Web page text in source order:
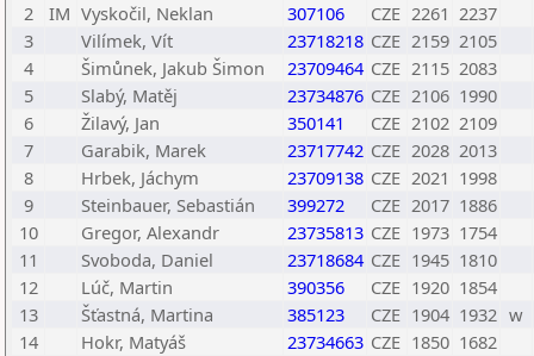
2
IM Vyskočil, Neklan 307106 CZE 2261 2237
3
Vilímek, Vít 23718218 CZE 2159 2105
4
Šimůnek, Jakub Šimon 23709464 CZE 2115 2083
5
Slabý, Matěj 23734876 CZE 2106 1990
6
Žilavý, Jan 350141 CZE 2102 2109
7
Garabik, Marek 23717742 CZE 2028 2013
8
Hrbek, Jáchym 23709138 CZE 2021 1998
9
Steinbauer, Sebastián 399272 CZE 2017 1886
10
Gregor, Alexandr 23735813 CZE 1973 1754
11
Svoboda, Daniel 23718684 CZE 1945 1810
12
Lúč, Martin 390356 CZE 1920 1854
13
Šťastná, Martina 385123 CZE 1904 1932 w
14
Hokr, Matyáš 23734663 CZE 1850 1682